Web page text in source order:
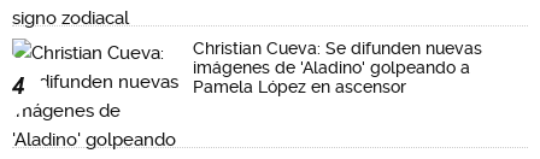
4
Christian Cueva: Se difunden nuevas
imágenes de 'Aladino' golpeando a
Pamela López en ascensor